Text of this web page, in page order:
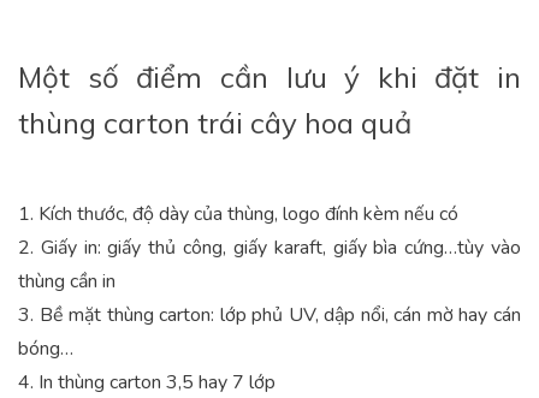
Một số điểm cần lưu ý khi đặt in
thùng carton trái cây hoa quả
1. Kích thước, độ dày của thùng, logo đính kèm nếu có
2. Giấy in: giấy thủ công, giấy karaft, giấy bìa cứng…tùy vào
thùng cần in
3. Bề mặt thùng carton: lớp phủ UV, dập nổi, cán mờ hay cán
bóng…
4. In thùng carton 3,5 hay 7 lớp